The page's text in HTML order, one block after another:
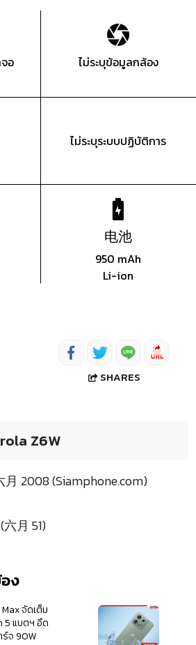
อ
ไม่ระบุข้อมูลกล้อง
ไม่ระบุระบบปฏิบัติการ
电池
950 mAh
Li-ion
SHARES
Z6W
月 2008 (Siamphone.com)
月 51)
ง
จัดเต็ม
5 แบตฯ อึด
ร์จ 90W